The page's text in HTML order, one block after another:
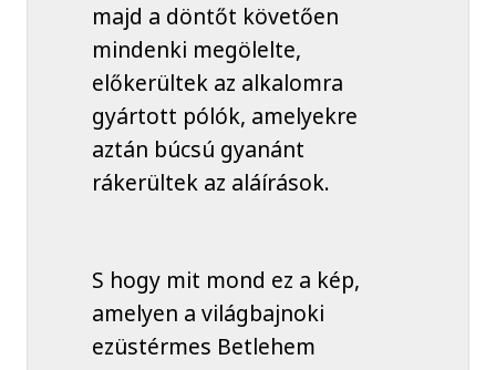
majd a döntőt követően
mindenki megölelte,
előkerültek az alkalomra
gyártott pólók, amelyekre
aztán búcsú gyanánt
rákerültek az aláírások.
S hogy mit mond ez a kép,
amelyen a világbajnoki
ezüstérmes Betlehem